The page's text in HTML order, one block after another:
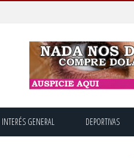
INTERÉS GENERAL DEPORTIVAS